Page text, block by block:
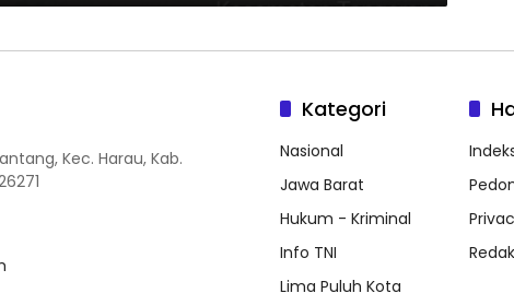
Kec. Harau, Kab.
Kategori
Nasional
Jawa Barat
Hukum - Kriminal
Info TNI
Lima Puluh Kota